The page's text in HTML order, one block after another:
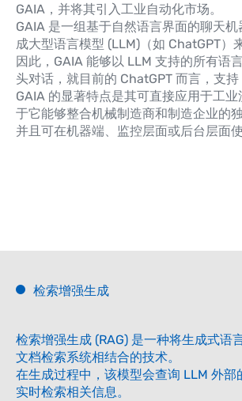
GAIA，并将其引入工业自动化市场。
GAIA 是一组基于自然语言界面的聊天
成大型语言模型 (LLM)（如 ChatGPT）
因此，GAIA 能够以 LLM 支持的所有语
头对话，就目前的 ChatGPT 而言，支持
GAIA 的显著特点是其可直接应用于工
于它能够整合机械制造商和制造企业的
并且可在机器端、监控层面或后台层面使
检索增强生成
检索增强生成 (RAG) 是一种将生成式语
文档检索系统相结合的技术。
在生成过程中，该模型会查询 LLM 外部
实时检索相关信息。